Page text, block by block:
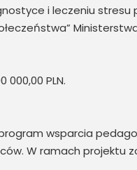
i leczeniu
Ministerstwa
PLN.
wsparcia
W ramach projektu